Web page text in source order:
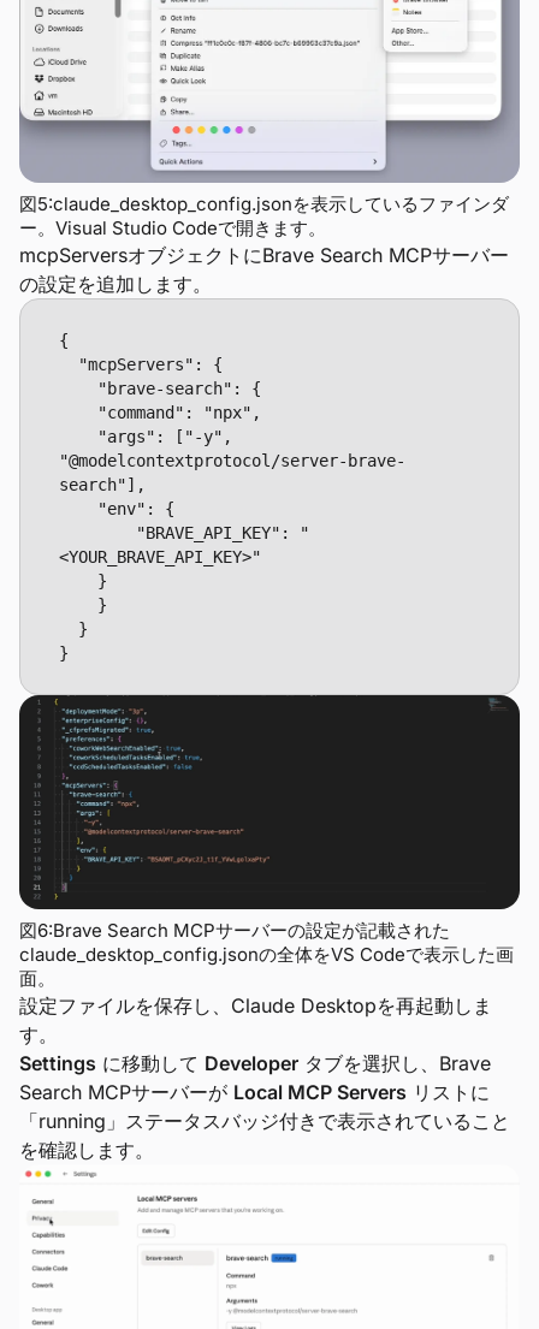
図5:claude_desktop_config.jsonを表示しているファインダ
ー。Visual Studio Codeで開きます。
mcpServersオブジェクトにBrave Search MCPサーバー
の設定を追加します。
{
"@modelcontextprotocol/server-brave-
search"],
<YOUR_BRAVE_API_KEY>"
}
図6:Brave Search MCPサーバーの設定が記載された
claude_desktop_config.jsonの全体をVS Codeで表示した画
面。
設定ファイルを保存し、Claude Desktopを再起動しま
す。
Settings に移動して Developer タブを選択し、Brave
Search MCPサーバーが Local MCP Servers リストに
「running」ステータスバッジ付きで表示されていること
を確認します。